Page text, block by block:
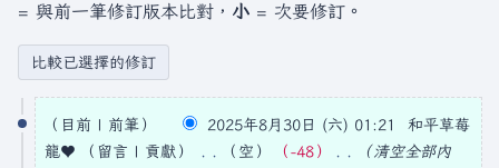
= 與前一筆修訂版本比對， 小 = 次要修訂。
2
目前 前筆 2025年8月30日 (六) 01:21
和平草莓
龍♥
留言 貢獻 空 −48
清空全部內